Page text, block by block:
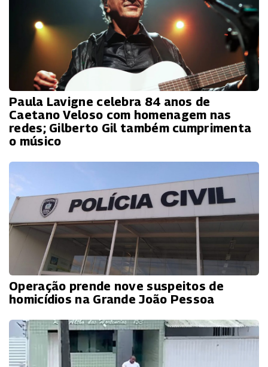
Paula Lavigne celebra 84 anos de
Caetano Veloso com homenagem nas
redes; Gilberto Gil também cumprimenta
o músico
Operação prende nove suspeitos de
homicídios na Grande João Pessoa